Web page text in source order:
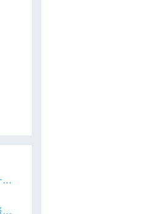
…
…